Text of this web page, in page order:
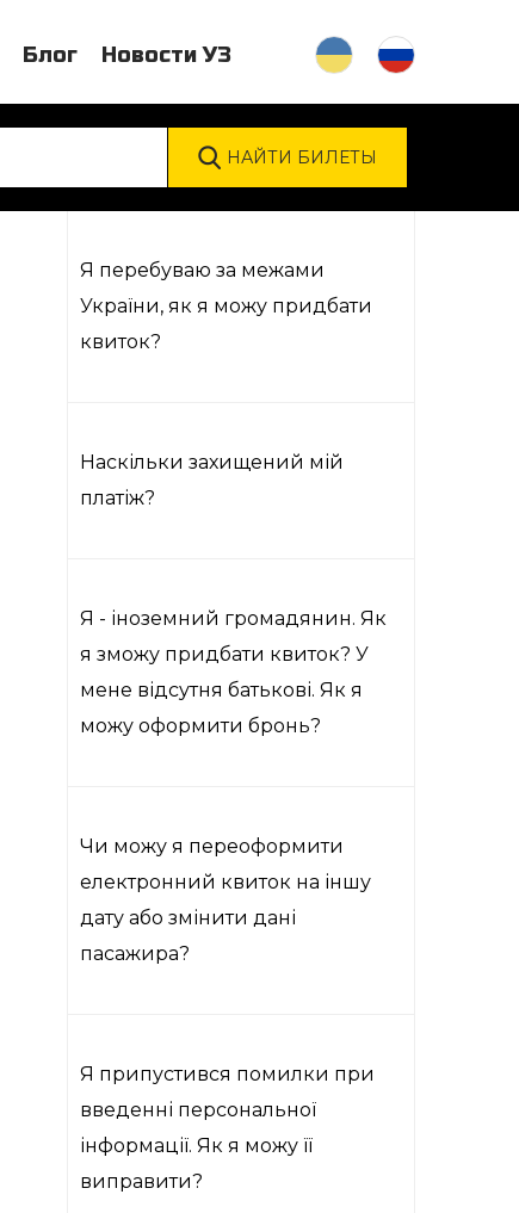
Блог Новости УЗ
Я перебуваю за межами
України, як я можу придбати
квиток?
Наскільки захищений мій
платіж?
Я - іноземний громадянин. Як
я зможу придбати квиток? У
мене відсутня батькові. Як я
можу оформити бронь?
Чи можу я переоформити
електронний квиток на іншу
дату або змінити дані
пасажира?
Я припустився помилки при
введенні персональної
інформації. Як я можу її
виправити?